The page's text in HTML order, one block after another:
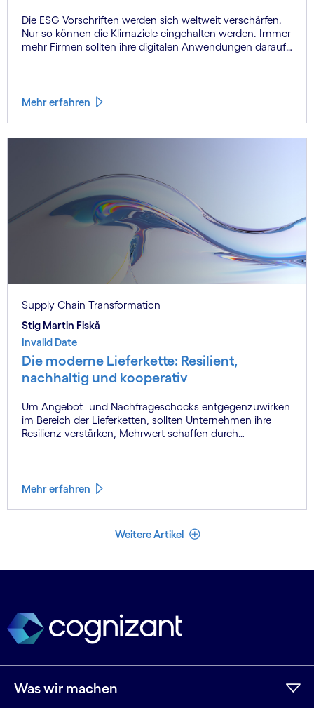
Die ESG Vorschriften werden sich weltweit verschärfen.
Nur so können die Klimaziele eingehalten werden. Immer
mehr Firmen sollten ihre digitalen Anwendungen darauf
Mehr erfahren
Supply Chain Transformation
Stig Martin Fiskå
Invalid Date
Die moderne Lieferkette: Resilient,
nachhaltig und kooperativ
Um Angebot- und Nachfrageschocks entgegenzuwirken
im Bereich der Lieferketten, sollten Unternehmen ihre
Resilienz verstärken, Mehrwert schaffen durch
Mehr erfahren
Weitere Artikel Weniger Artikel
Was wir machen